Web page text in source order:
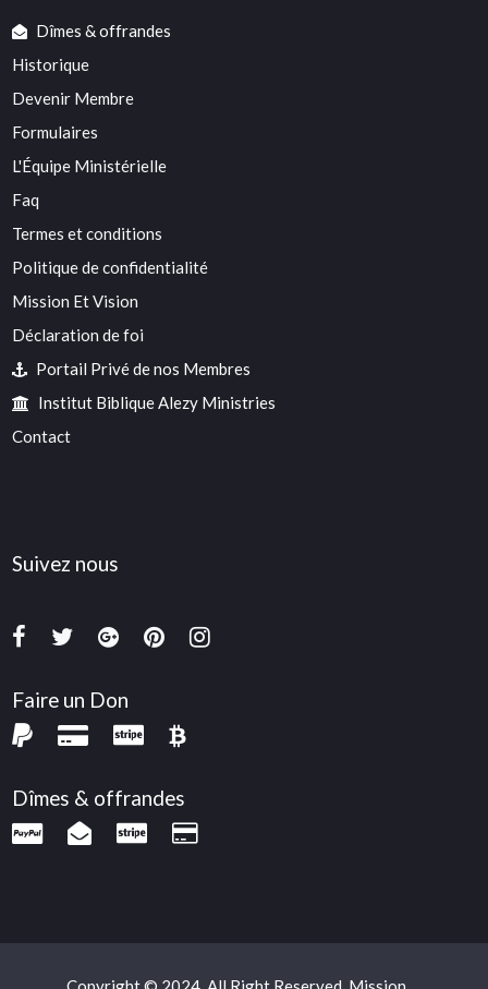
Dîmes & offrandes
Historique
Devenir Membre
Formulaires
L'Équipe Ministérielle
Faq
Termes et conditions
Politique de confidentialité
Mission Et Vision
Déclaration de foi
Portail Privé de nos Membres
Institut Biblique Alezy Ministries
Contact
Suivez nous
Faire un Don
Dîmes & offrandes